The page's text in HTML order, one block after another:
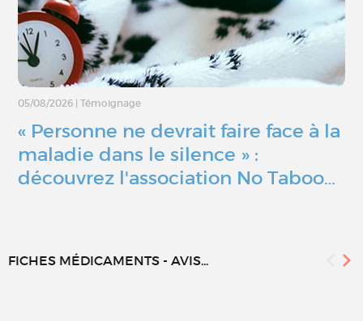
05/08/2026 | Témoignage
« Personne ne devrait faire face à la
maladie dans le silence » :
découvrez l'association No Taboo…
FICHES MÉDICAMENTS - AVIS...